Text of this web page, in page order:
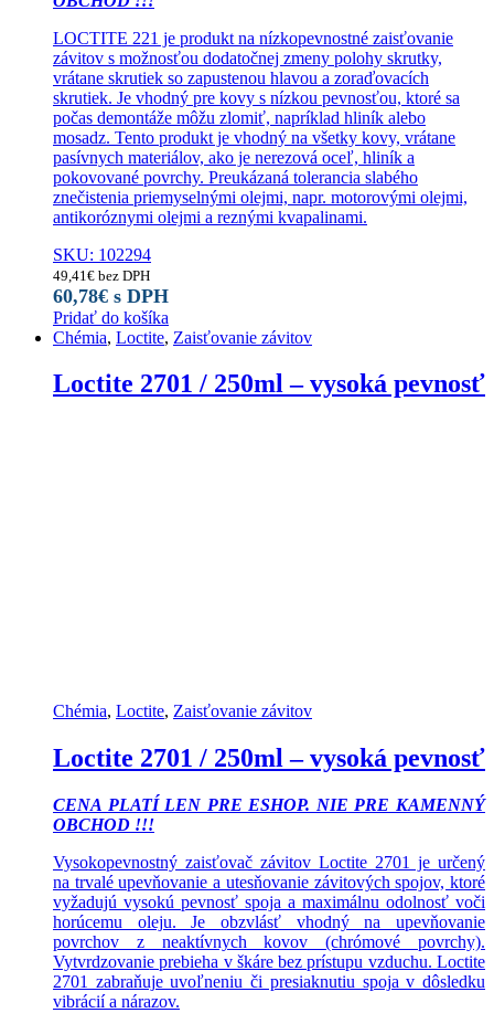
LOCTITE 221 je produkt na nízkopevnostné zaisťovanie
závitov s možnosťou dodatočnej zmeny polohy skrutky,
vrátane skrutiek so zapustenou hlavou a zoraďovacích
skrutiek. Je vhodný pre kovy s nízkou pevnosťou, ktoré sa
počas demontáže môžu zlomiť, napríklad hliník alebo
mosadz. Tento produkt je vhodný na všetky kovy, vrátane
pasívnych materiálov, ako je nerezová oceľ, hliník a
pokovované povrchy. Preukázaná tolerancia slabého
znečistenia priemyselnými olejmi, napr. motorovými olejmi,
antikoróznymi olejmi a reznými kvapalinami.
SKU: 102294
49,41 € bez DPH
60,78€ s DPH
Pridať do košíka
Chémia, Loctite, Zaisťovanie závitov
Loctite 2701 / 250ml – vysoká pevnosť
Chémia, Loctite, Zaisťovanie závitov
Loctite 2701 / 250ml – vysoká pevnosť
CENA PLATÍ LEN PRE ESHOP. NIE PRE KAMENNÝ
OBCHOD !!!
Vysokopevnostný zaisťovač závitov Loctite 2701 je určený
na trvalé upevňovanie a utesňovanie závitových spojov, ktoré
vyžadujú vysokú pevnosť spoja a maximálnu odolnosť voči
horúcemu oleju. Je obzvlásť vhodný na upevňovanie
povrchov z neaktívnych kovov (chrómové povrchy).
Vytvrdzovanie prebieha v škáre bez prístupu vzduchu. Loctite
2701 zabraňuje uvoľneniu či presiaknutiu spoja v dôsledku
vibrácií a nárazov.